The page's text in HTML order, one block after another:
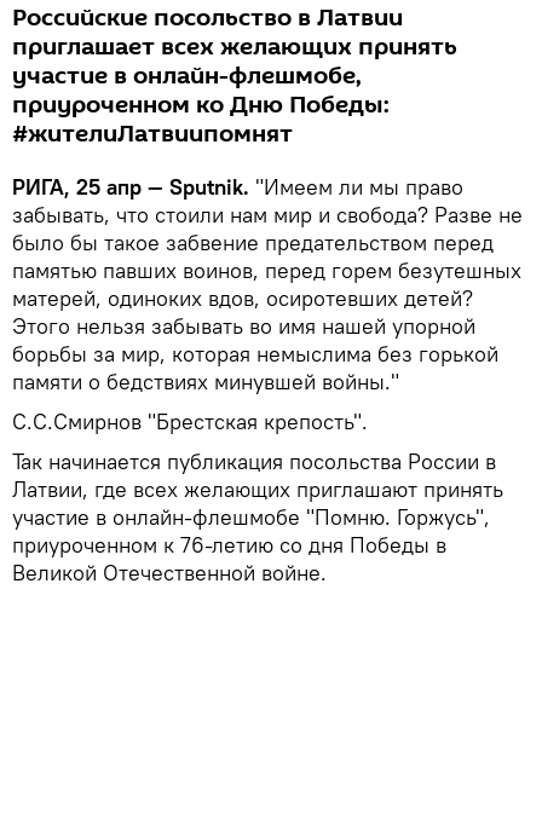
Российские посольство в Латвии
приглашает всех желающих принять
участие в онлайн-флешмобе,
приуроченном ко Дню Победы:
#жителиЛатвиипомнят
РИГА, 25 апр — Sputnik. "Имеем ли мы право
забывать, что стоили нам мир и свобода? Разве не
было бы такое забвение предательством перед
памятью павших воинов, перед горем безутешных
матерей, одиноких вдов, осиротевших детей?
Этого нельзя забывать во имя нашей упорной
борьбы за мир, которая немыслима без горькой
памяти о бедствиях минувшей войны."
С.С.Смирнов "Брестская крепость".
Так начинается публикация посольства России в
Латвии, где всех желающих приглашают принять
участие в онлайн-флешмобе "Помню. Горжусь",
приуроченном к 76-летию со дня Победы в
Великой Отечественной войне.